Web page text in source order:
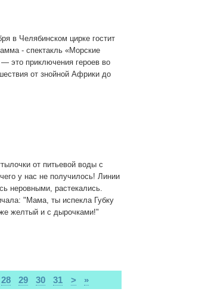
в Челябинском цирке гостит
- спектакль «Морские
это приключения героев во
от знойной Африки до
от питьевой воды с
у нас не получилось! Линии
неровными, растекались.
"Мама, ты испекла Губку
желтый и с дырочками!"
28 29 30 31 > »